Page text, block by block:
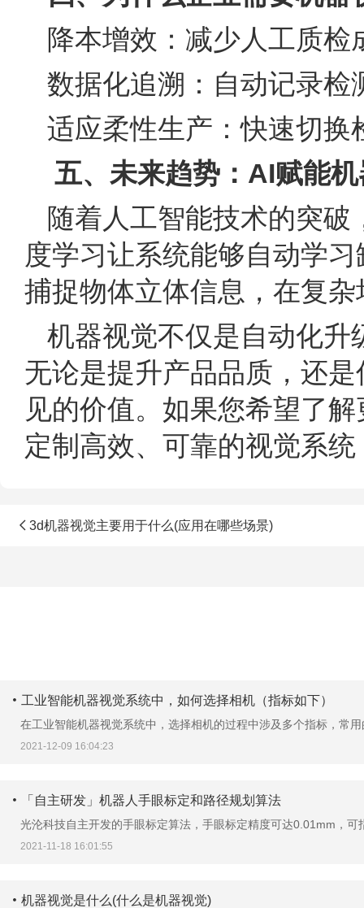
降本增效：减少人工质
数据化追溯：自动记录
适应柔性生产：快速切
五、未来趋势：AI赋能
随着人工智能技术的突破
度学习让系统能够自动学
捕捉物体立体信息，在复
机器视觉不仅是自动化升
无论是提升产品品质，还
见的价值。如果您希望了
定制高效、可靠的视觉系统
3d机器视觉主要用于什么(应用在哪些场景)
工业智能机器视觉系统中，如何选择相机（指标如下）
在工业智能机器视觉系统中，选择相机的过程中涉及多个指标，常用
2021-12-09 16:04:23
「自主研发」机器人手眼标定和路径规划算法
光沦科技自主开发的手眼标定算法，手眼标定精度可达0.01mm，可
2021-11-18 16:01:55
机器视觉是什么(什么是机器视觉)